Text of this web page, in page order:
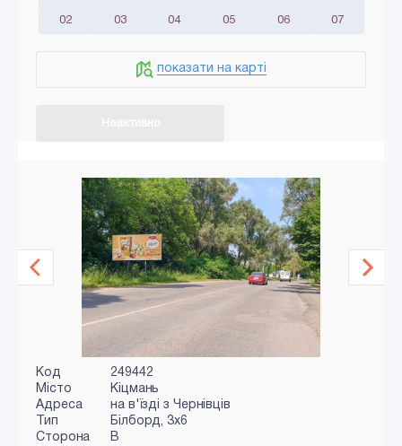
02 03 04 05 06 07
показати на карті
Код
249442
Місто
Кіцмань
Адреса
на в'їзді з Чернівців
Тип
Білборд, 3х6
Сторона
B